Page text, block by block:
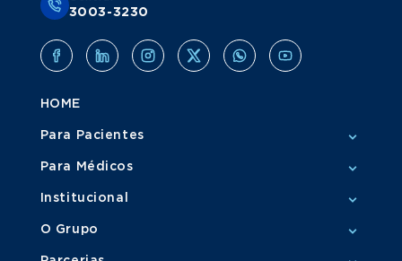
3003-3230
HOME
Para Pacientes
Para Médicos
Institucional
O Grupo